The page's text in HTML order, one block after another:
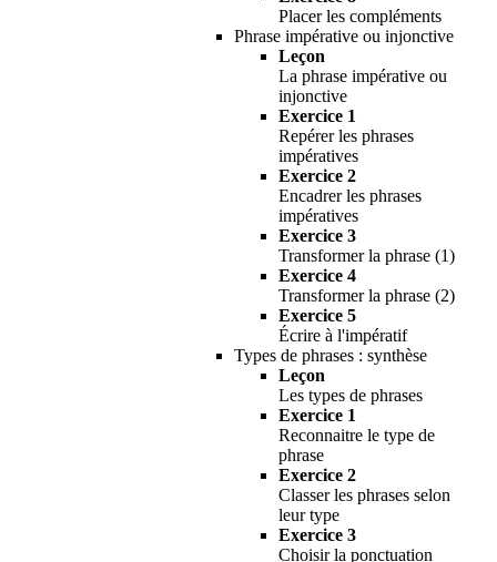
Placer les compléments
Phrase impérative ou injonctive
Leçon
La phrase impérative ou
injonctive
Exercice 1
Repérer les phrases
impératives
Exercice 2
Encadrer les phrases
impératives
Exercice 3
Transformer la phrase (1)
Exercice 4
Transformer la phrase (2)
Exercice 5
Écrire à l'impératif
Types de phrases : synthèse
Leçon
Les types de phrases
Exercice 1
Reconnaitre le type de
phrase
Exercice 2
Classer les phrases selon
leur type
Exercice 3
Choisir la ponctuation